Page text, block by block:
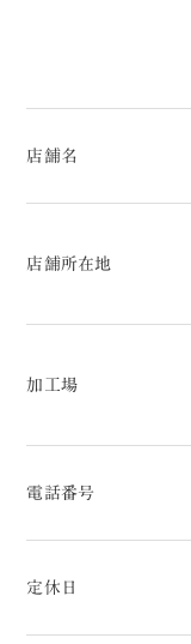
店舗名
店舗所在地
加工場
電話番号
定休日